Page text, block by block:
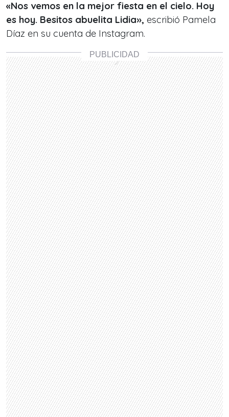
«Nos vemos en la mejor fiesta en el cielo. Hoy
es hoy. Besitos abuelita Lidia», escribió Pamela
Díaz en su cuenta de Instagram.